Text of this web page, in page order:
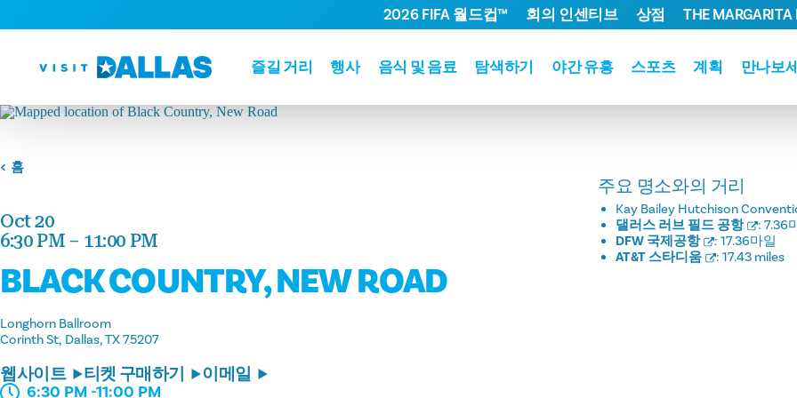
본문으로 건너뛰기
즐길 거리 행사 음식 및 음료 탐색하기 야간 유흥 스포츠 계획 만나보
2026 FIFA 월드컵™ 회의 인센티브 상점 THE MARGARITA
홈
Oct 20
6:30 PM – 11:00 PM
BLACK COUNTRY, NEW ROAD
Longhorn Ballroom
Corinth St Dallas, TX 75207
웹사이트 티켓 구매하기 이메일
6:30 PM -11:00 PM
주요 명소와의 거리
Kay Bailey Hutchison
댈러스 러브 필드 공항
: 7.36
DFW 국제공항
: 17.36마일
AT&T 스타디움
: 17.43 miles